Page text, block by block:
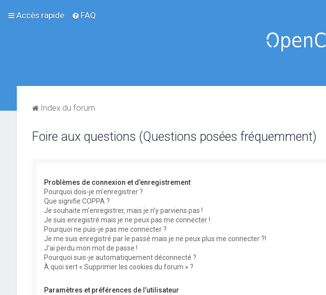
Accès rapide FAQ
Index du forum
Foire aux questions (Questions posées fréquemment)
Problèmes de connexion et d’enregistrement
Pourquoi dois-je m’enregistrer ?
Que signifie COPPA ?
Je souhaite m’enregistrer, mais je n’y parviens pas !
Je suis enregistré mais je ne peux pas me connecter !
Pourquoi ne puis-je pas me connecter ?
Je me suis enregistré par le passé mais je ne peux plus me connecter ?!
J’ai perdu mon mot de passe !
Pourquoi suis-je automatiquement déconnecté ?
À quoi sert « Supprimer les cookies du forum » ?
Paramètres et préférences de l’utilisateur